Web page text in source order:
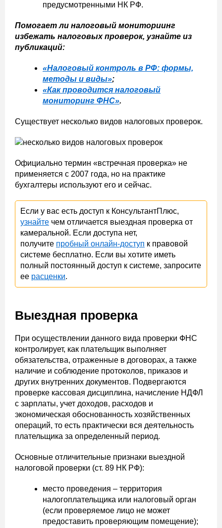
предусмотренными НК РФ.
Помогает ли налоговый мониториинг
избежать налоговых проверок, узнайте из
публикаций:
«Налоговый контроль в РФ: формы,
методы и виды»;
«Как проводится налоговый
мониторинг ФНС».
Существует несколько видов налоговых проверок.
Официально термин «встречная проверка» не
применяется с 2007 года, но на практике
бухгалтеры используют его и сейчас.
Если у вас есть доступ к КонсультантПлюс,
узнайте чем отличается выездная проверка от
камеральной. Если доступа нет,
получите пробный онлайн-доступ к правовой
системе бесплатно. Если вы хотите иметь
полный постоянный доступ к системе, запросите
ее расценки.
Выездная проверка
При осуществлении данного вида проверки ФНС
контролирует, как плательщик выполняет
обязательства, отраженные в договорах, а также
наличие и соблюдение протоколов, приказов и
других внутренних документов. Подвергаются
проверке кассовая дисциплина, начисление НДФЛ
с зарплаты, учет доходов, расходов и
экономическая обоснованность хозяйственных
операций, то есть практически вся деятельность
плательщика за определенный период.
Основные отличительные признаки выездной
налоговой проверки (ст. 89 НК РФ):
место проведения – территория
налогоплательщика или налоговый орган
(если проверяемое лицо не может
предоставить проверяющим помещение);